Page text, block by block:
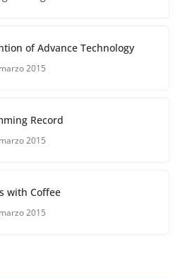
of Advance Technology
2015
Record
2015
with Coffee
2015